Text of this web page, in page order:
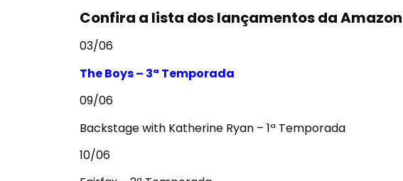
Confira a lista doslançamentos da
03/06
The Boys – 3ª Temporada
09/06
Backstage with Katherine Ryan – 1ª Temporada
10/06